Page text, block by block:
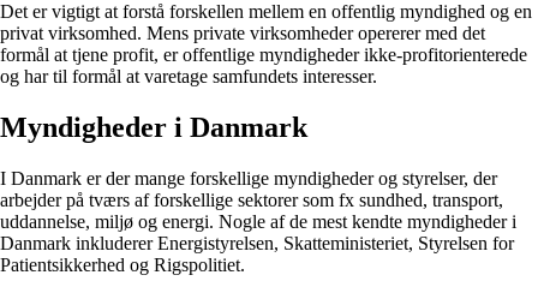
Det er vigtigt at forstå forskellen mellem en offentlig myndighed og en
privat virksomhed. Mens private virksomheder opererer med det
formål at tjene profit, er offentlige myndigheder ikke-profitorienterede
og har til formål at varetage samfundets interesser.
Myndigheder i Danmark
I Danmark er der mange forskellige myndigheder og styrelser, der
arbejder på tværs af forskellige sektorer som fx sundhed, transport,
uddannelse, miljø og energi. Nogle af de mest kendte myndigheder i
Danmark inkluderer Energistyrelsen, Skatteministeriet, Styrelsen for
Patientsikkerhed og Rigspolitiet.